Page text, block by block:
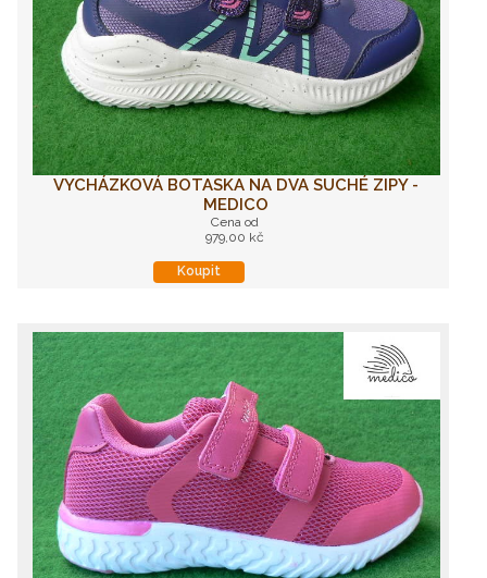
VYCHÁZKOVÁ BOTASKA NA DVA SUCHÉ ZIPY -
MEDICO
Cena od
979,00 kč
Koupit